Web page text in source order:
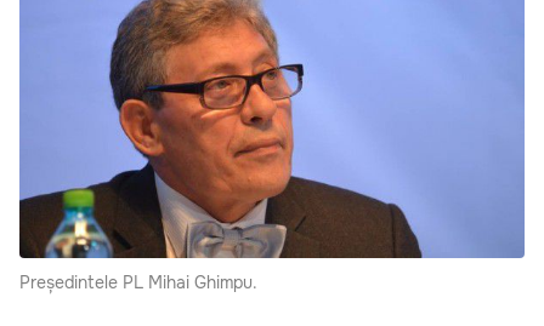
Președintele PL Mihai Ghimpu.